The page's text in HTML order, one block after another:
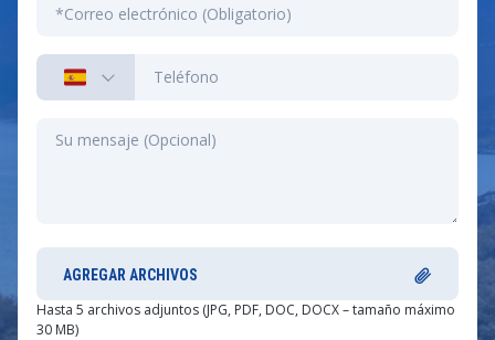
AGREGAR ARCHIVOS
Hasta 5 archivos adjuntos (JPG, PDF, DOC, DOCX – tamaño máximo
30 MB)